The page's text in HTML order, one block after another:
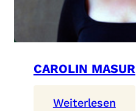
CAROLIN MASUR
Weiterlesen: